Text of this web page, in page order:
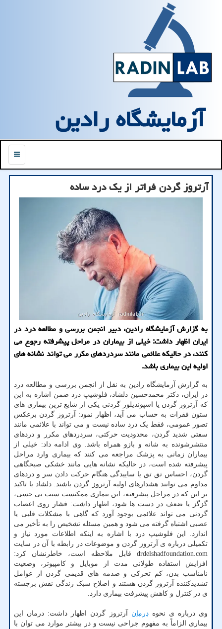
آزمایشگاه رادین
منو
آرتروز گردن فراتر از یک درد ساده
به گزارش آزمایشگاه رادین، دبیر انجمن بررسی و مطالعه درد در
ایران اظهار داشت: خیلی از بیماران در مراحل پیشرفته رجوع می
کنند، در حالیکه علائمی مانند سردردهای مکرر می تواند نشانه های
اولیه این بیماری باشد.
به گزارش آزمایشگاه رادین به نقل از انجمن بررسی و مطالعه درد
در ایران، دکتر محمدحسین دلشاد، فلوشیپ درد ضمن اشاره به این
که آرتروز گردن یا اسپوندیلوز گردنی یکی از شایع ترین بیماری های
ستون فقرات به حساب می آید، اظهار نمود: آرتروز گردن برعکس
تصور عمومی، فقط یک درد ساده نیست و می تواند با علائمی مانند
سفتی شدید گردن، محدودیت حرکتی، سردردهای مکرر و دردهای
منتشرشونده به شانه و بازو همراه باشد. وی ادامه داد: خیلی از
بیماران زمانی به پزشک مراجعه می کنند که بیماری وارد مراحل
پیشرفته شده است، در حالیکه نشانه هایی مانند خشکی صبحگاهی
گردن، احساس تق تق یا ساییدگی هنگام حرکت دادن سر و دردهای
مداوم می توانند هشدارهای اولیه آرتروز گردن باشند. دلشاد با تاکید
بر این که در مراحل پیشرفته، این بیماری ممکنست سبب بی حسی،
گزگز یا ضعف در دست ها شود، اظهار داشت: فشار روی اعصاب
گردنی می تواند علائمی بوجود آورد که گاهی با مشکلات قلبی یا
عصبی اشتباه گرفته می شود و همین مسئله تشخیص را به تأخیر می
اندازد. این فلوشیپ درد با اشاره به اینکه اطلاعات مورد نیاز و
تکمیلی درباره ی آرتروز گردن و موضوعات در رابطه با آن در سایت
drdelshadfoundation.com قابل ملاحظه است، خاطرنشان کرد:
افزایش استفاده طولانی مدت از موبایل و کامپیوتر، وضعیت
نامناسب بدن، کم تحرکی و صدمه های قدیمی گردن از عوامل
تشدیدکننده آرتروز گردن هستند و اصلاح سبک زندگی نقش برجسته
ی در کنترل و کاهش پیشرفت بیماری دارد.
وی درباره ی نحوهدرمان آرتروز گردن اظهار داشت: درمان این
بیماری الزاماً به مفهوم جراحی نیست و در بیشتر موارد می توان با